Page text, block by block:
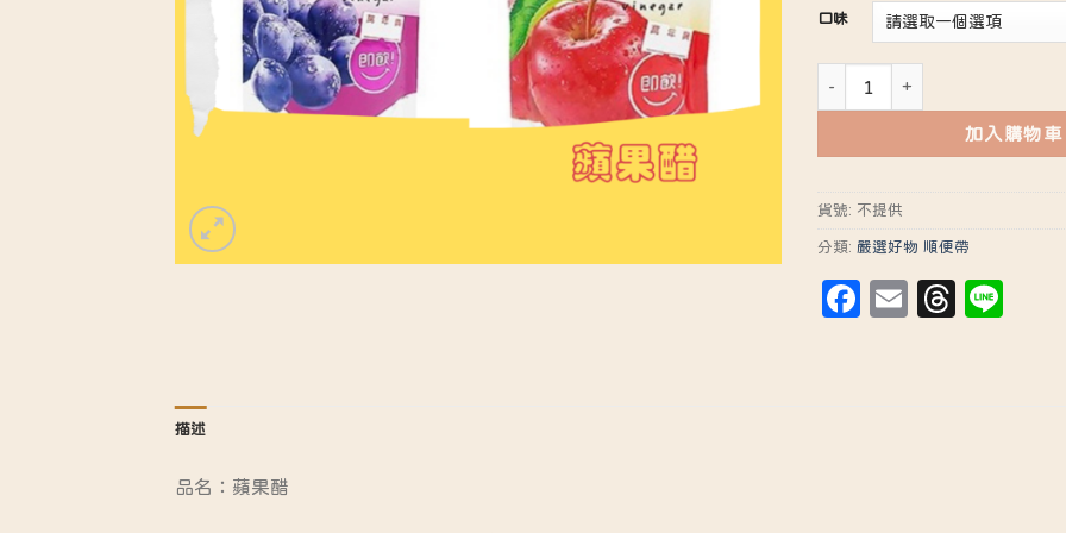
口味
加入購物車
貨號: 不提供
分類: 嚴選好物 順便帶
Facebook
Email
描述
品名：蘋果醋